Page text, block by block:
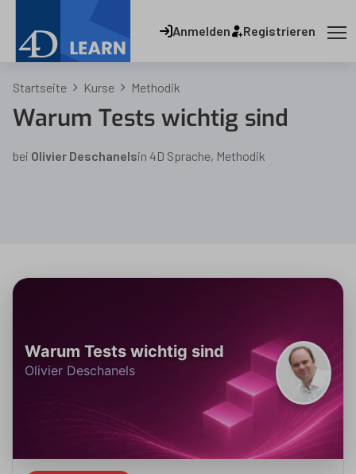
Anmelden Registrieren
Startseite Kurse Methodik
Warum Tests wichtig sind
bei Olivier Deschanelsin 4D Sprache, Methodik
Warum Tests wichtig sind
Olivier Deschanels